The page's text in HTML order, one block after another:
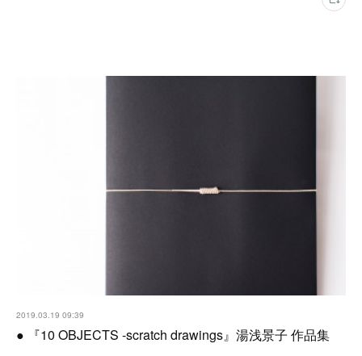
2019.03.19 09:39
● 『10 OBJECTS -scratch drawings』湯浅景子 作品集